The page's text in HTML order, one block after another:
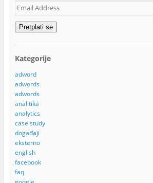
Email
Address
Pretplati se
Kategorije
adword
adwords
adwords
analitika
analytics
case study
događaji
eksterno
english
facebook
faq